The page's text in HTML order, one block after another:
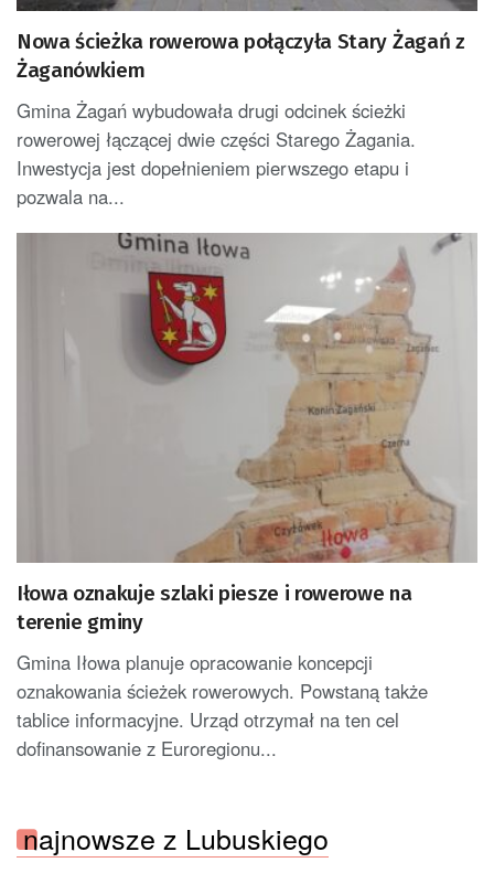
Nowa ścieżka rowerowa połączyła Stary Żagań z
Żaganówkiem
Gmina Żagań wybudowała drugi odcinek ścieżki
rowerowej łączącej dwie części Starego Żagania.
Inwestycja jest dopełnieniem pierwszego etapu i
pozwala na...
Iłowa oznakuje szlaki piesze i rowerowe na
terenie gminy
Gmina Iłowa planuje opracowanie koncepcji
oznakowania ścieżek rowerowych. Powstaną także
tablice informacyjne. Urząd otrzymał na ten cel
dofinansowanie z Euroregionu...
najnowsze z Lubuskiego